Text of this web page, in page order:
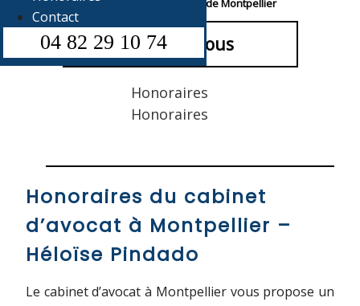
Contact
04 82 29 10 74
Votre avocat au Barreau de Montpellier
Contactez-nous
Honoraires
Honoraires
Honoraires du cabinet
d’avocat à Montpellier –
Héloïse Pindado
Le cabinet d’avocat à Montpellier vous propose un